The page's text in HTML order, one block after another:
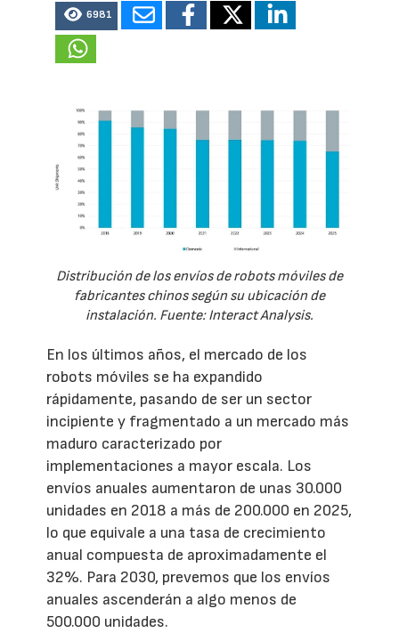
6981
Distribución de los envíos de robots móviles de
fabricantes chinos según su ubicación de
instalación. Fuente: Interact Analysis.
En los últimos años, el mercado de los
robots móviles se ha expandido
rápidamente, pasando de ser un sector
incipiente y fragmentado a un mercado más
maduro caracterizado por
implementaciones a mayor escala. Los
envíos anuales aumentaron de unas 30.000
unidades en 2018 a más de 200.000 en 2025,
lo que equivale a una tasa de crecimiento
anual compuesta de aproximadamente el
32%. Para 2030, prevemos que los envíos
anuales ascenderán a algo menos de
500.000 unidades.